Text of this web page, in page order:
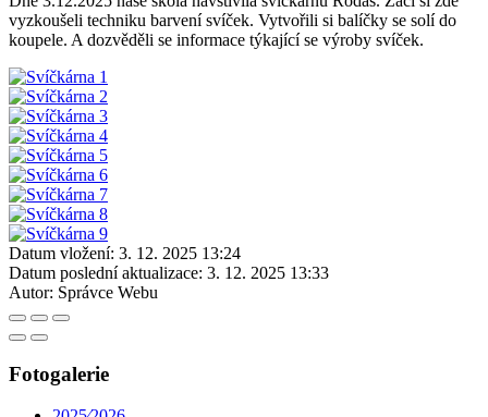
vyzkoušeli techniku barvení svíček. Vytvořili si balíčky se solí do
koupele. A dozvěděli se informace týkající se výroby svíček.
Datum vložení: 3. 12. 2025 13:24
Datum poslední aktualizace: 3. 12. 2025 13:33
Autor: Správce Webu
Fotogalerie